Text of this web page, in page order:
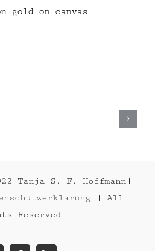
gold on canvas
Tanja S. F. Hoffmann|
| All
Reserved